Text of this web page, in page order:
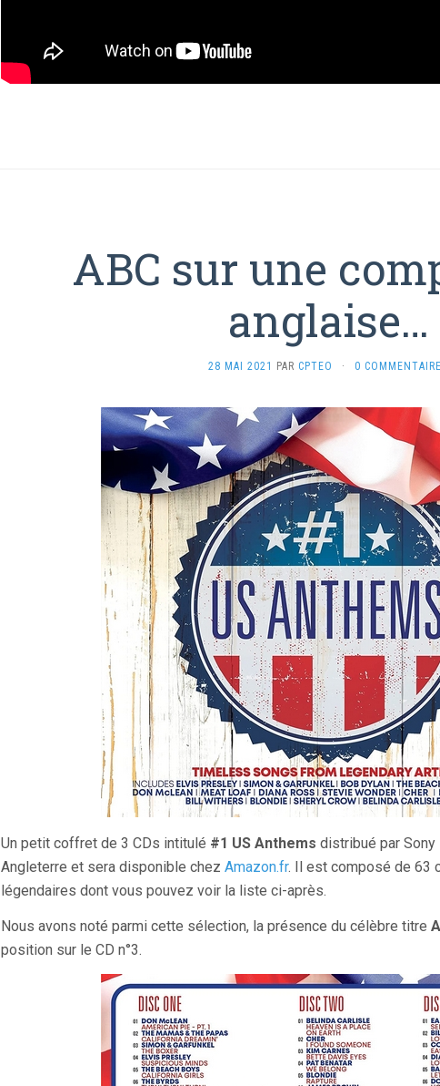
ABC sur une
anglaise…
28 MAI 2021 PAR CPTEO · 0
Un petit coffret de 3 CDs intitulé #1 US Anthems distribué par Sony
Angleterre et sera disponible chez Amazon.fr. Il est composé de 63
légendaires dont vous pouvez voir la liste ci-après.
Nous avons noté parmi cette sélection, la présence du célèbre titre
position sur le CD n°3.